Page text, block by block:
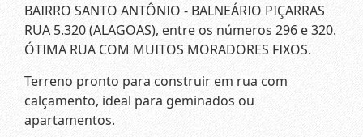
BAIRRO SANTO ANTÔNIO - BALNEÁRIO PIÇARRAS
RUA 5.320 (ALAGOAS), entre os números 296 e 320.
ÓTIMA RUA COM MUITOS MORADORES FIXOS.
Terreno pronto para construir em rua com
calçamento, ideal para geminados ou
apartamentos.